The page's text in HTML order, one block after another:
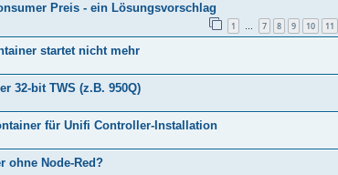
Preis - ein Lösungsvorschlag
1 … 7 8 9 10 11
startet nicht mehr
32-bit TWS (z.B. 950Q)
für Unifi Controller-Installation
ohne Node-Red?